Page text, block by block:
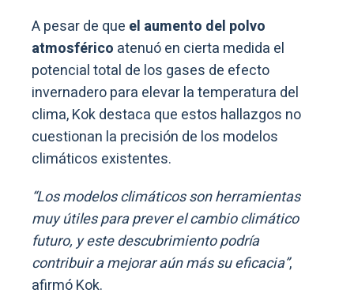
A pesar de que el aumento del polvo
atmosférico atenuó en cierta medida el
potencial total de los gases de efecto
invernadero para elevar la temperatura del
clima, Kok destaca que estos hallazgos no
cuestionan la precisión de los modelos
climáticos existentes.
“Los modelos climáticos son herramientas
muy útiles para prever el cambio climático
futuro, y este descubrimiento podría
contribuir a mejorar aún más su eficacia”,
afirmó Kok.